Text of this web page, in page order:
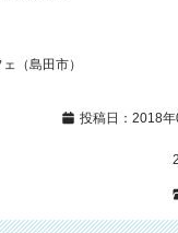
（島田市）
投稿日：2018年